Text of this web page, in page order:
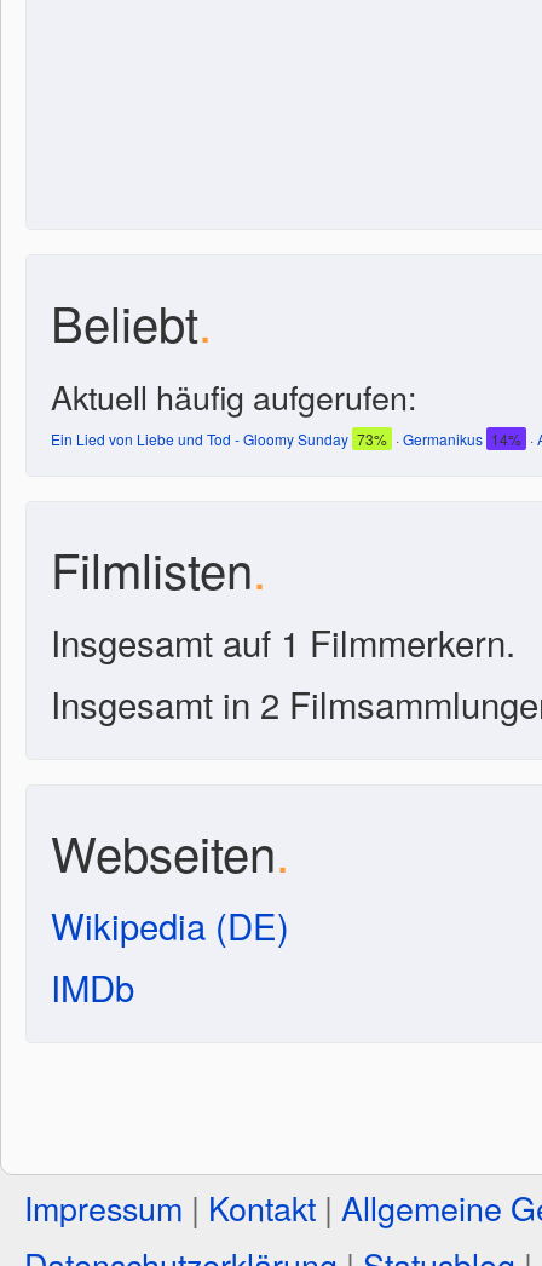
Beliebt.
Aktuell häufig aufgerufen:
Ein Lied von Liebe und Tod - Gloomy Sunday 73% ·Germanikus 14% ·
Filmlisten.
Insgesamt auf 1 Filmmerkern.
Insgesamt in 2
Webseiten.
Wikipedia (DE)
IMDb
Impressum | Kontakt | Allgemeine